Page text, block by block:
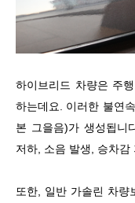
하이브리드 차량은 주
하는데요. 이러한 불연
본 그을음)가 생성됩니
저하, 소음 발생, 승차감
또한, 일반 가솔린 차량